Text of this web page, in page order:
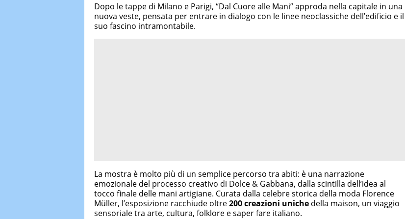
Dopo le tappe di Milano e Parigi, “Dal Cuore alle Mani” approda nella capitale in una
nuova veste, pensata per entrare in dialogo con le linee neoclassiche dell’edificio e il
suo fascino intramontabile.
La mostra è molto più di un semplice percorso tra abiti: è una narrazione
emozionale del processo creativo di Dolce & Gabbana, dalla scintilla dell’idea al
tocco finale delle mani artigiane. Curata dalla celebre storica della moda Florence
Müller, l’esposizione racchiude oltre200 creazioni uniche della maison, un viaggio
sensoriale tra arte, cultura, folklore e saper fare italiano.